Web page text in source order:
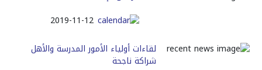
2019-11-12
لقاءات أولياء الأمور المدرسة والأهل
شراكة ناجحة